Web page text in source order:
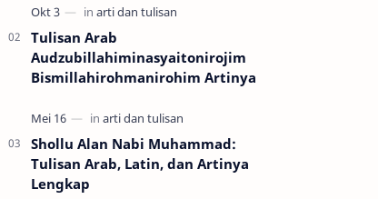
السَّلاَمُ وَرَحْمَةُ اللهِ وَبَرَكَاتُهُ …
Tulisan Arab
Audzubillahiminasyaitonirojim
Bismillahirohmanirohim Artinya
Shollu Alan Nabi Muhammad:
Tulisan Arab, Latin, dan Artinya
Lengkap